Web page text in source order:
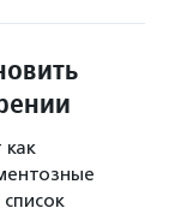
как